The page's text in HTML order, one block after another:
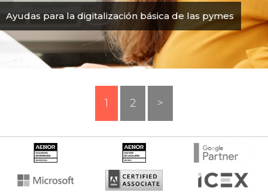
Ayudas para la digitalización básica de las pymes
1 2 >